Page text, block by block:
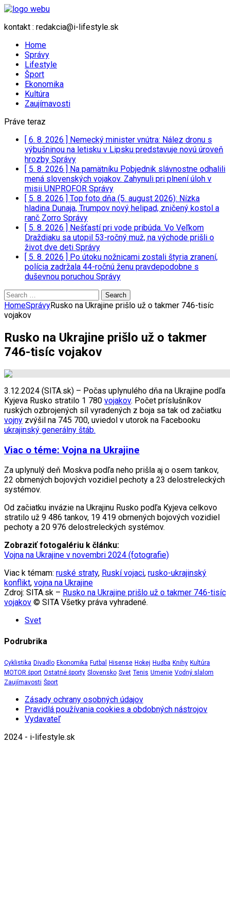
kontakt : redakcia@i-lifestyle.sk
Home
Správy
Lifestyle
Šport
Ekonomika
Kultúra
Zaujímavosti
Práve teraz
[ 6. 8. 2026 ] Nemecký minister vnútra: Nález dronu s
výbušninou na letisku v Lipsku predstavuje novú úroveň
hrozby Správy
[ 5. 8. 2026 ] Na pamätníku Pobjednik slávnostne odhalili
mená slovenských vojakov. Zahynuli pri plnení úloh v
misii UNPROFOR Správy
[ 5. 8. 2026 ] Top foto dňa (5. august 2026): Nízka
hladina Dunaja, Trumpov nový helipad, zničený kostol a
ranč Zorro Správy
[ 5. 8. 2026 ] Nešťastí pri vode pribúda. Vo Veľkom
Draždiaku sa utopil 53-ročný muž, na východe prišli o
život dve deti Správy
[ 5. 8. 2026 ] Po útoku nožnicami zostali štyria zranení,
polícia zadržala 44-ročnú ženu pravdepodobne s
duševnou poruchou Správy
Search
for:
HomeSprávyRusko na Ukrajine prišlo už o takmer 746-tisíc
vojakov
Rusko na Ukrajine prišlo už o takmer
746-tisíc vojakov
3.12.2024 (SITA.sk) – Počas uplynulého dňa na Ukrajine podľa
Kyjeva Rusko stratilo 1 780 vojakov. Počet príslušníkov
ruských ozbrojených síl vyradených z boja sa tak od začiatku
vojny zvýšil na 745 700, uviedol v utorok na Facebooku
ukrajinský generálny štáb.
Viac o téme: Vojna na Ukrajine
Za uplynulý deň Moskva podľa neho prišla aj o osem tankov,
22 obrnených bojových vozidiel pechoty a 23 delostreleckých
systémov.
Od začiatku invázie na Ukrajinu Rusko podľa Kyjeva celkovo
stratilo už 9 486 tankov, 19 419 obrnených bojových vozidiel
pechoty a 20 976 delostreleckých systémov.
Zobraziť fotogalériu k článku:
Vojna na Ukrajine v novembri 2024 (fotografie)
Viac k témam: ruské straty, Ruskí vojaci, rusko-ukrajinský
konflikt, vojna na Ukrajine
Zdroj: SITA.sk – Rusko na Ukrajine prišlo už o takmer 746-tisíc
vojakov © SITA Všetky práva vyhradené.
Svet
Podrubrika
Cyklistika Divadlo Ekonomika Futbal Hisense Hokej Hudba Knihy Kultúra
MOTOR šport Ostatné športy Slovensko Svet Tenis Umenie Vodný slalom
Zaujímavosti Šport
Zásady ochrany osobných údajov
Pravidlá používania cookies a obdobných nástrojov
Vydavateľ
2024 - i-lifestyle.sk